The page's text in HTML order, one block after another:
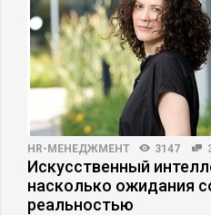
HR-МЕНЕДЖМЕНТ 3147
Искусственный
насколько ожидания
реальностью